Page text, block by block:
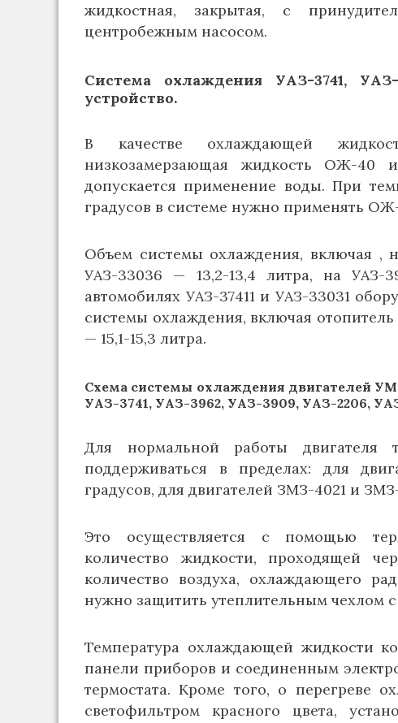
жидкостная, закрытая, с
центробежным насосом.
Система охлаждения УАЗ-3741,
устройство.
В качестве охлаждающей
низкозамерзающая жидкость ОЖ-40
допускается применение воды. При
градусов в системе нужно применять
Объем системы охлаждения, включая ,
УАЗ-33036 — 13,2-13,4 литра, на УАЗ-
автомобилях УАЗ-37411 и УАЗ-33031
системы охлаждения, включая
— 15,1-15,3 литра.
Схема системы охлаждения двигателей
УАЗ-3741, УАЗ-3962, УАЗ-3909, УАЗ-2206,
Для нормальной работы двигателя
поддерживаться в пределах: для
градусов, для двигателей ЗМЗ-4021 и
Это осуществляется с помощью
количество жидкости, проходящей
количество воздуха, охлаждающего
нужно защитить утеплительным чехлом
Температура охлаждающей жидкости
панели приборов и соединенным
термостата. Кроме того, о перегреве
светофильтром красного цвета,